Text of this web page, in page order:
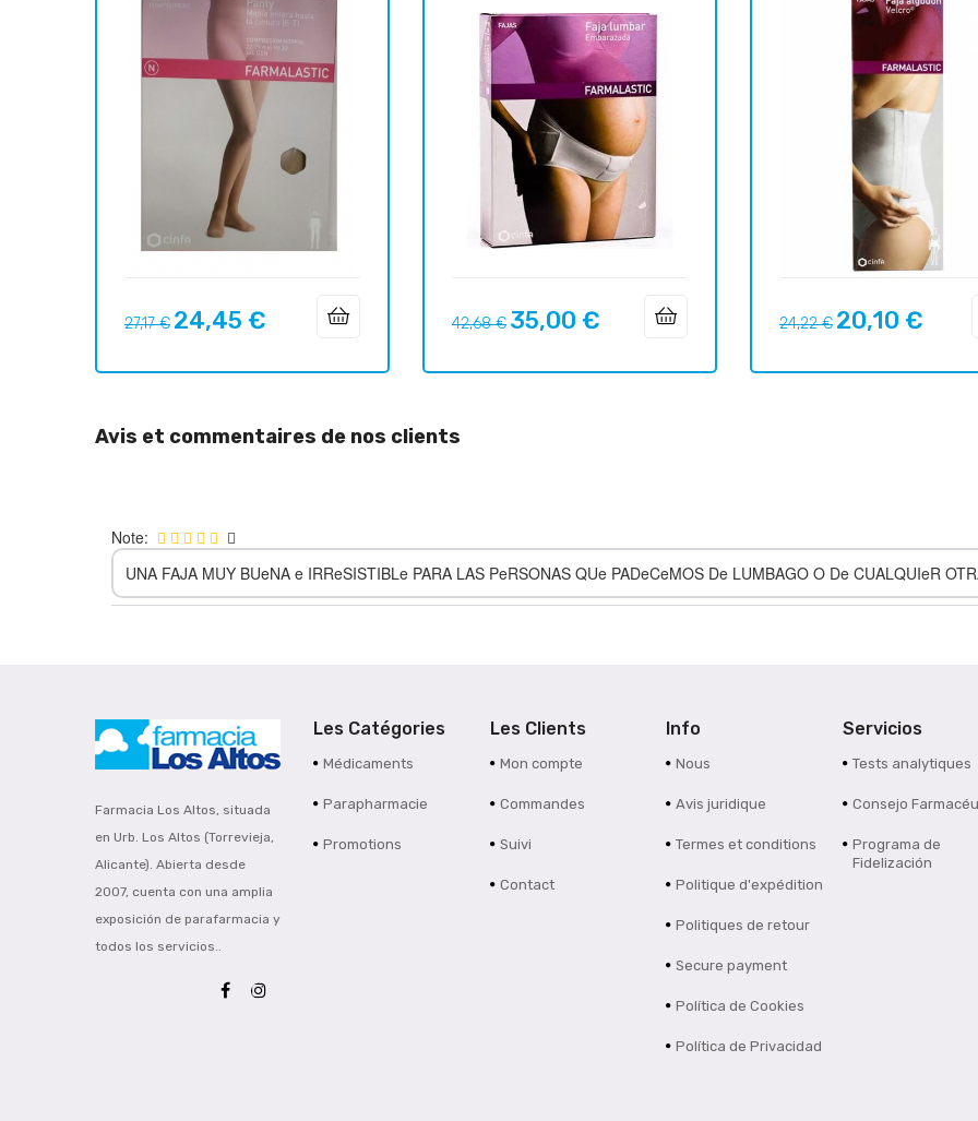
Prix
27,17 € Prix
24,45 €
Prix
42,68 € Prix
35,00 €
Prix
24,22 € Prix
20,10 €
Avis et commentaires de nos clients
Note:
UNA FAJA MUY BUeNA e IRReSISTIBLe PARA LAS PeRSONAS QUe PADeCeMOS De LUMBAGO O De CUALQUIeR
Farmacia Los Altos, situada
en Urb. Los Altos (Torrevieja,
Alicante). Abierta desde
2007, cuenta con una amplia
exposición de parafarmacia y
todos los servicios..
Les Catégories
Médicaments
Parapharmacie
Promotions
Les Clients
Mon compte
Commandes
Suivi
Contact
Info
Nous
Avis juridique
Termes et conditions
Politique d'expédition
Politiques de retour
Secure payment
Política de Cookies
Política de Privacidad
Servicios
Tests analytiques
Consejo
Programa de
Fidelización